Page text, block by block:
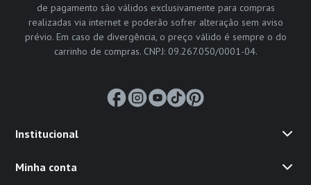
de pagamento são válidos exclusivamente para compras
realizadas via internet e poderão sofrer alteração sem aviso
prévio. Em caso de divergência, o preço válido é sempre o do
carrinho de compras. CNPJ: 09.267.050/0001-04.
Institucional
Minha conta